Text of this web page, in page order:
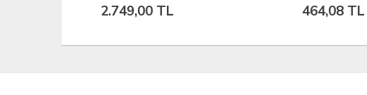
464,08 TL 4.129,65 TL